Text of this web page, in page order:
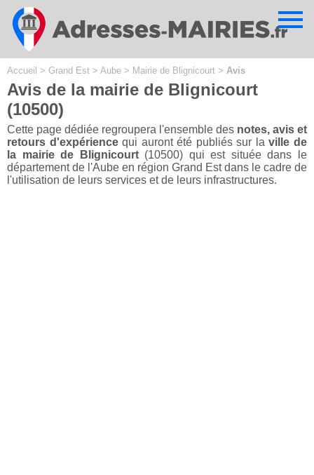
Accueil > Grand Est > Aube > Mairie de Blignicourt > Avis
Avis de la mairie de Blignicourt
(10500)
Cette page dédiée regroupera l'ensemble des notes, avis et
retours d'expériencequi auront été publiés sur laville de
la mairie de Blignicourt(10500) qui est située dans le
département de l'Aube en région Grand Est dans le cadre de
l'utilisation de leurs services et de leurs infrastructures.
Cookies management panel